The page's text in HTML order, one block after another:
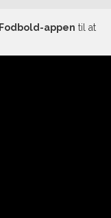
Fodbold-appen til at